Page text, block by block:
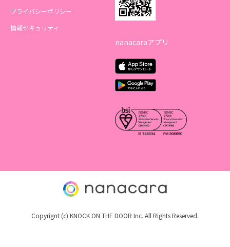
プライバシーポリシー
情報セキュリティ
nanacaraアプリ
Copyrignt (c) KNOCK ON THE DOOR Inc. All Rights Reserved.